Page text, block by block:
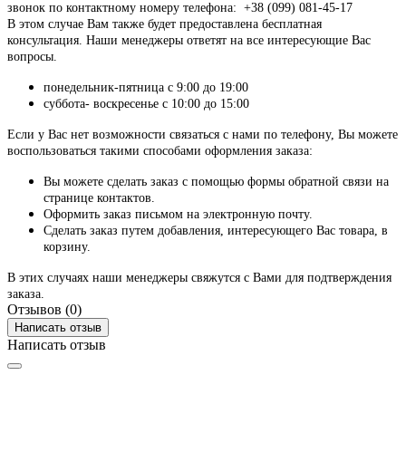
звонок по контактному номеру телефона: +38 (099) 081-45-17
В этом случае Вам также будет предоставлена бесплатная
консультация. Наши менеджеры ответят на все интересующие Вас
вопросы.
понедельник-пятница с 9:00 до 19:00
суббота- воскресенье с 10:00 до 15:00
Если у Вас нет возможности связаться с нами по телефону, Вы можете
воспользоваться такими способами оформления заказа:
Вы можете сделать заказ с помощью формы обратной связи на
странице контактов.
Оформить заказ письмом на электронную почту.
Сделать заказ путем добавления, интересующего Вас товара, в
корзину.
В этих случаях наши менеджеры свяжутся с Вами для подтверждения
заказа.
Отзывов (0)
Написать отзыв
Написать отзыв